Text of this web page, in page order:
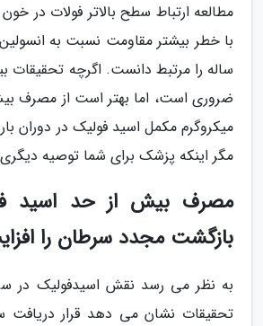
مطالعه ارتباط سطح بالاتر فولات در خون
ساله را مرتبط دانست. اگرچه تحقیقات
میکروگرم مکمل اسید فولیک در دوران
مگر اینکه پزشک برای شما توصیه
مصرف بیش از حد اسید
بازگشت مجدد سرطان را
تحقیقات نشان می دهد قرار دریافت